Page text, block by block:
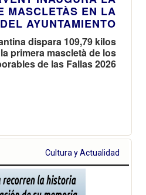
MASCLETÀS EN LA
AYUNTAMIENTO
dispara 109,79 kilos
primera mascletà de los
de las Fallas 2026
Cultura y Actualidad